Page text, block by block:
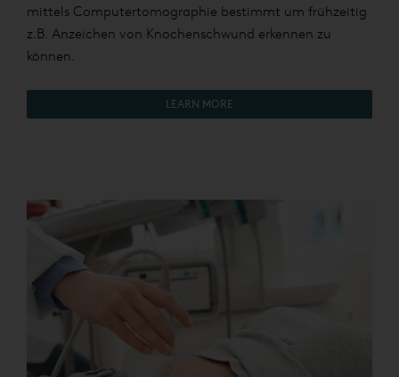
mittels Computertomographie bestimmt um frühzeitig
z.B. Anzeichen von Knochenschwund erkennen zu
können.
LEARN MORE